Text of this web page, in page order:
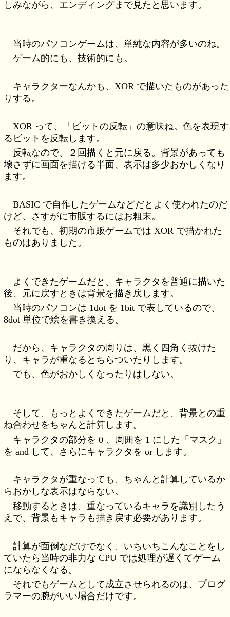
しみながら、エンディングまで見たと思います。
当時のパソコンゲームは、単純な内容が多いのね。
ゲーム的にも、技術的にも。
キャラクターなんかも、XOR で描いたものがあった
りする。
XOR って、「ビットの反転」の意味ね。色を表現す
るビットを反転します。
反転なので、２回描くと元に戻る。背景があっても
壊さずに画面を描ける半面、表示は多少おかしくなり
ます。
BASIC で自作したゲームなどだとよく使われたのだ
けど、さすがに市販するにはお粗末。
それでも、初期の市販ゲームでは XOR で描かれた
ものはありました。
よくできたゲームだと、キャラクタを普通に描いた
後、元に戻すときは背景を描き戻します。
当時のパソコンは 1dot を 1bit で表しているので、
8dot 単位で絵を書き換える。
だから、キャラクタの周りは、黒く四角く抜けた
り、キャラが重なるとちらついたりします。
でも、色がおかしくなったりはしない。
そして、もっとよくできたゲームだと、背景との重
ね合わせをちゃんと計算します。
キャラクタの部分を 0 、周囲を 1 にした「マスク」
を and して、さらにキャラクタを or します。
キャラクタが重なっても、ちゃんと計算しているか
らおかしな表示はならない。
移動するときは、重なっているキャラを識別したう
えで、背景もキャラも描き戻す必要があります。
計算が面倒なだけでなく、いちいちこんなことをし
ていたら当時の非力な CPU では処理が遅くてゲーム
にならなくなる。
それでもゲームとして成立させられるのは、プログ
ラマーの腕がいい場合だけです。